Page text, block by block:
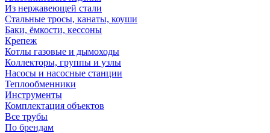
Из нержавеющей стали
Стальные тросы, канаты, коуши
Баки, ёмкости, кессоны
Крепеж
Котлы газовые и дымоходы
Коллекторы, группы и узлы
Насосы и насосные станции
Теплообменники
Инструменты
Комплектация объектов
Все трубы
По брендам